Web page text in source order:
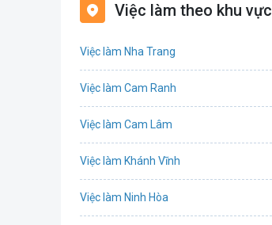
Bất động sản
Việc làm theo khu vực
Việc làm Nha Trang
Việc làm Cam Ranh
Việc làm Cam Lâm
Việc làm Khánh Vĩnh
Việc làm Ninh Hòa